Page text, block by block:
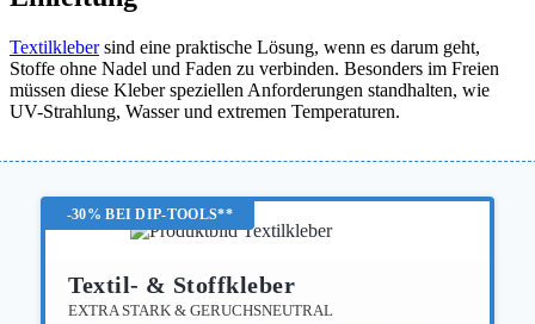
Textilklebersind eine praktische Lösung, wenn es darum geht,
Stoffe ohne Nadel und Faden zu verbinden. Besonders im Freien
müssen diese Kleber speziellen Anforderungen standhalten, wie
UV-Strahlung, Wasser und extremen Temperaturen.
-30% BEI DIP-TOOLS**
Textil- & Stoffkleber
EXTRA STARK & GERUCHSNEUTRAL